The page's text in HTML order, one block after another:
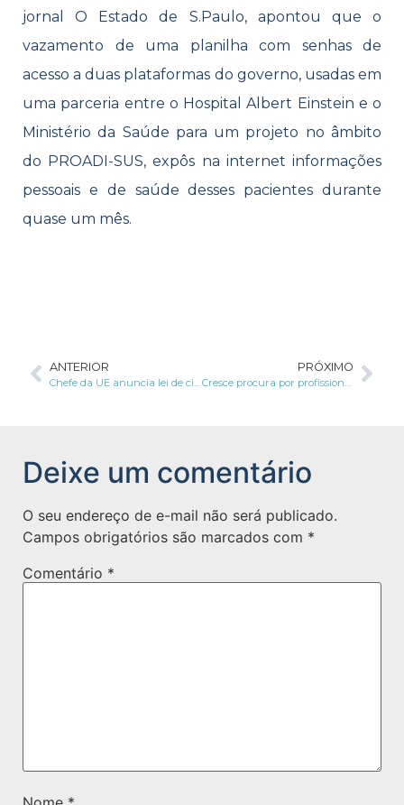
jornal O Estado de S.Paulo, apontou que o
vazamento de uma planilha com senhas de
acesso a duas plataformas do governo, usadas em
uma parceria entre o Hospital Albert Einstein e o
Ministério da Saúde para um projeto no âmbito
do PROADI-SUS, expôs na internet informações
pessoais e de saúde desses pacientes durante
quase um mês.
ANTERIOR
Chefe da UE anuncia lei de cibersegurança para dispositivos interconectados
PRÓXIMO
Cresce procura por profissionais que atuam como DPO
Deixe um comentário
O seu endereço de e-mail não será publicado.
Campos obrigatórios são marcados com *
Comentário *